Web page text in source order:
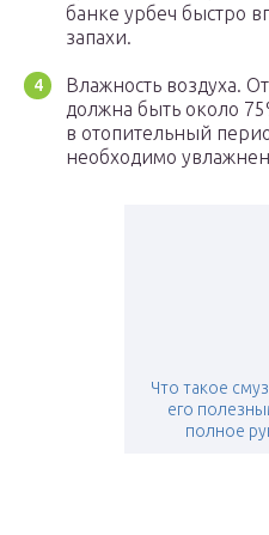
банке урбеч быстро
запахи.
Влажность воздуха.
должна быть около
в отопительный
необходимо
Что такое
его
полное